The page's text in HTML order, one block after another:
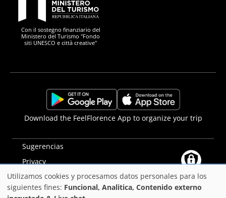
Con il sostegno finanziario del
Ministero del Turismo "Fondo
siti UNESCO e città creative"
Sugerencias
Privacy
Declaración de accesibilidad
PON Metro
https://play.google.com/store/apps/details?
https://apps.apple.com/it/app/
Download the FeelFlorence App to organize your trip
Uso
Utilizamos cookies y procesamos datos personales para los
siguientes fines: Funcional, Analitica, Contenido externo